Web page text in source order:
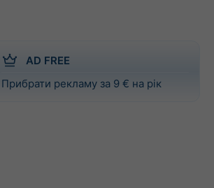
AD FREE
Прибрати рекламу за 9 € на рік